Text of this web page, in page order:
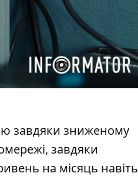
завдяки зниженому
завдяки
на місяць навіть